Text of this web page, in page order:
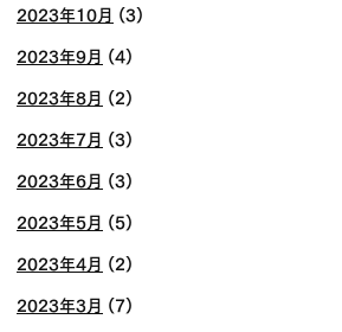
2023年10月 (3)
2023年9月 (4)
2023年8月 (2)
2023年7月 (3)
2023年6月 (3)
2023年5月 (5)
2023年4月 (2)
2023年3月 (7)